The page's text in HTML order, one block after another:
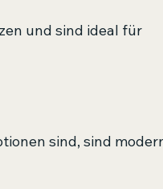
und sind ideal für
sind, sind